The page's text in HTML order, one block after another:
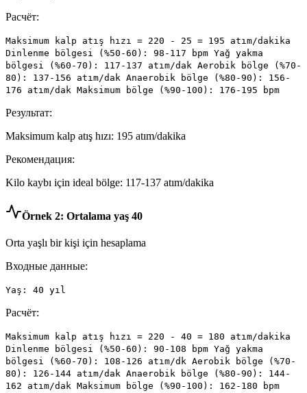
Расчёт:
Maksimum kalp atış hızı = 220 - 25 = 195 atım/dakika
Dinlenme bölgesi (%50-60): 98-117 bpm Yağ yakma
bölgesi (%60-70): 117-137 atım/dak Aerobik bölge (%70-
80): 137-156 atım/dak Anaerobik bölge (%80-90): 156-
176 atım/dak Maksimum bölge (%90-100): 176-195 bpm
Результат:
Maksimum kalp atış hızı: 195 atım/dakika
Рекомендация:
Kilo kaybı için ideal bölge: 117-137 atım/dakika
Örnek 2: Ortalama yaş 40
Orta yaşlı bir kişi için hesaplama
Входные данные:
Yaş: 40 yıl
Расчёт:
Maksimum kalp atış hızı = 220 - 40 = 180 atım/dakika
Dinlenme bölgesi (%50-60): 90-108 bpm Yağ yakma
bölgesi (%60-70): 108-126 atım/dk Aerobik bölge (%70-
80): 126-144 atım/dak Anaerobik bölge (%80-90): 144-
162 atım/dak Maksimum bölge (%90-100): 162-180 bpm